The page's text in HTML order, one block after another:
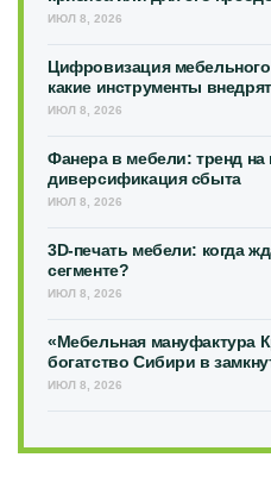
ИЮЛ 8, 2026
Цифровизация мебельного
какие инструменты
ИЮЛ 8, 2026
Фанера в мебели: тренд
диверсификация сбыта
ИЮЛ 8, 2026
3D-печать мебели: когда
сегменте?
ИЮЛ 8, 2026
«Мебельная мануфактура
богатство Сибири в
ИЮЛ 8, 2026